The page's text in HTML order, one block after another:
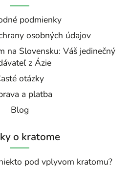
podmienky
osobných údajov
na Slovensku: Váš jedinečný
z Ázie
otázky
a platba
Blog
o kratome
pod vplyvom kratomu?